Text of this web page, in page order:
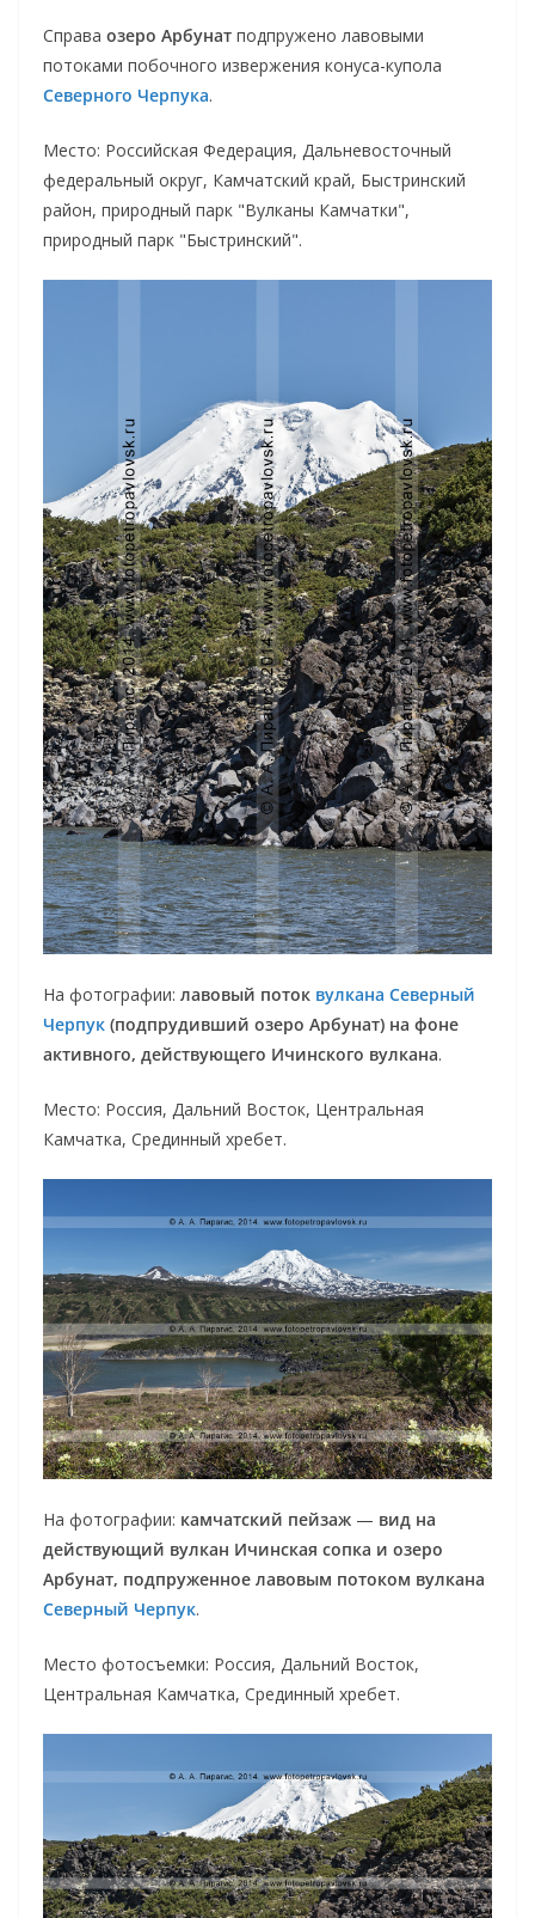
Справа озеро Арбунат подпружено лавовыми
потоками побочного извержения конуса-купола
Северного Черпука.
Место: Российская Федерация, Дальневосточный
федеральный округ, Камчатский край, Быстринский
район, природный парк "Вулканы Камчатки",
природный парк "Быстринский".
На фотографии: лавовый поток вулкана Северный
Черпук (подпрудивший озеро Арбунат) на фоне
активного, действующего Ичинского вулкана.
Место: Россия, Дальний Восток, Центральная
Камчатка, Срединный хребет.
На фотографии: камчатский пейзаж — вид на
действующий вулкан Ичинская сопка и озеро
Арбунат, подпруженное лавовым потоком вулкана
Северный Черпук.
Место фотосъемки: Россия, Дальний Восток,
Центральная Камчатка, Срединный хребет.